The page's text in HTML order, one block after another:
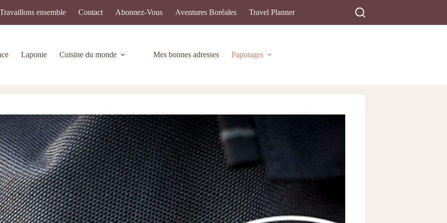
Travaillons ensemble Contact Abonnez-Vous Aventures Boréales Travel Planner
Laponie Cuisine du monde Mes bonnes adresses Papotages